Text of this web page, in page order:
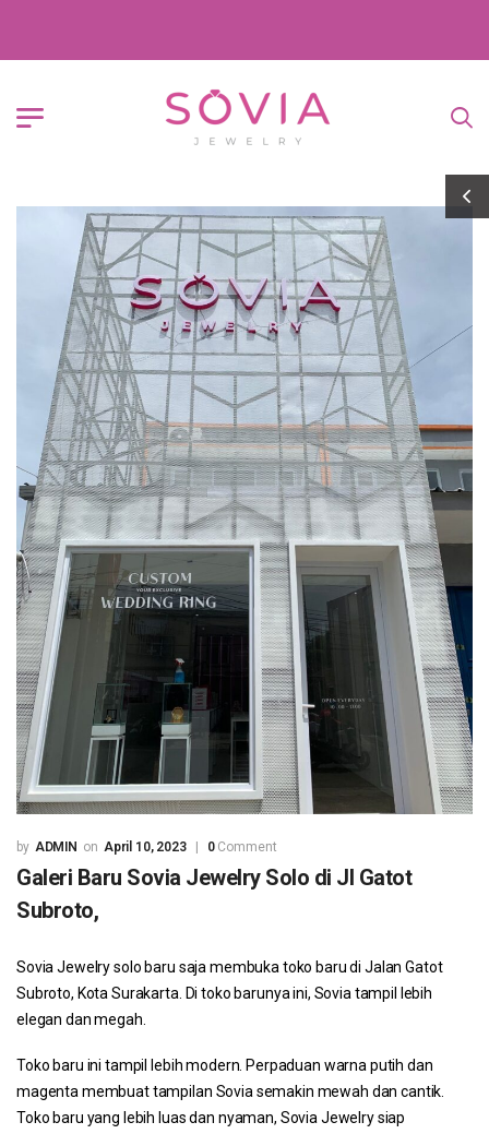
ADMIN April 10, 2023 0Comment
Galeri Baru Sovia Jewelry Solo di Jl Gatot
Subroto,
Sovia Jewelry solo baru saja membuka toko baru di Jalan Gatot
Subroto, Kota Surakarta. Di toko barunya ini, Sovia tampil lebih
elegan dan megah.
Toko baru ini tampil lebih modern. Perpaduan warna putih dan
magenta membuat tampilan Sovia semakin mewah dan cantik.
Toko baru yang lebih luas dan nyaman, Sovia Jewelry siap